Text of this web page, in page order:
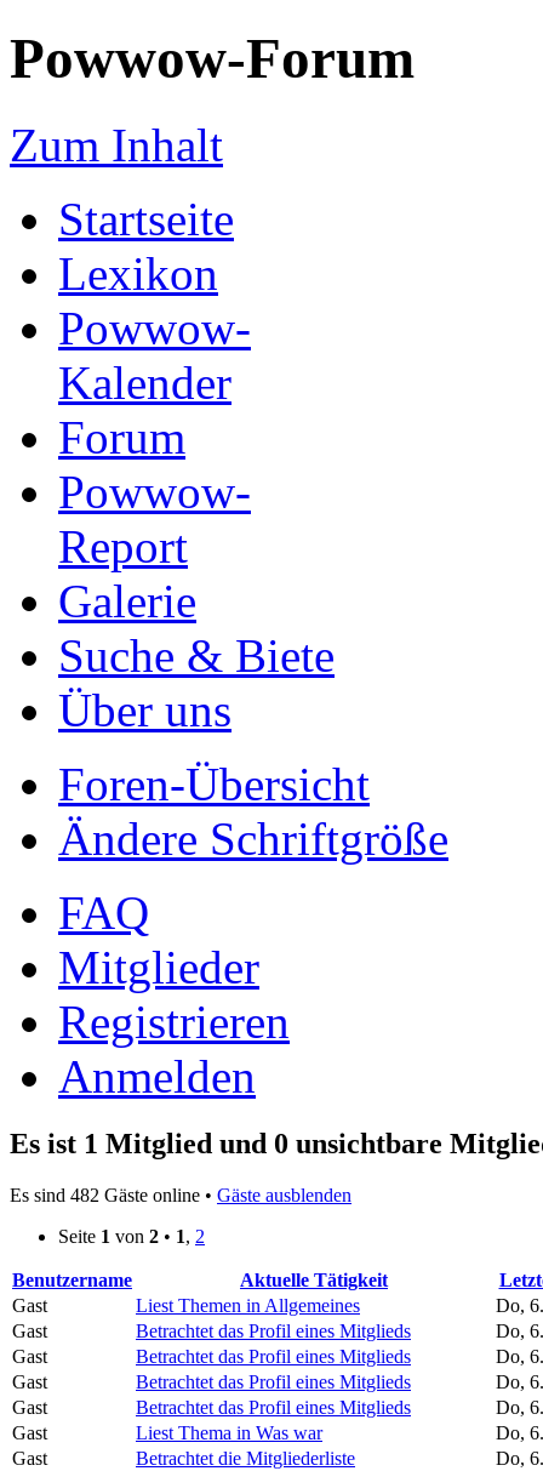
Powwow-Forum
Zum Inhalt
Startseite
Lexikon
Powwow-
Kalender
Forum
Powwow-
Report
Galerie
Suche & Biete
Über uns
Foren-Übersicht
Ändere Schriftgröße
FAQ
Mitglieder
Registrieren
Anmelden
Es ist 1 Mitglied und 0 unsichtbare
Es sind 482 Gäste online • Gäste ausblenden
Seite 1 von 2 • 1, 2
Benutzername Aktuelle Tätigkeit
Gast
Liest Themen in Allgemeines
Do,
Gast
Betrachtet das Profil eines Mitglieds
Do,
Gast
Betrachtet das Profil eines Mitglieds
Do,
Gast
Betrachtet das Profil eines Mitglieds
Do,
Gast
Betrachtet das Profil eines Mitglieds
Do,
Gast
Liest Thema in Was war
Do,
Gast
Betrachtet die Mitgliederliste
Do,